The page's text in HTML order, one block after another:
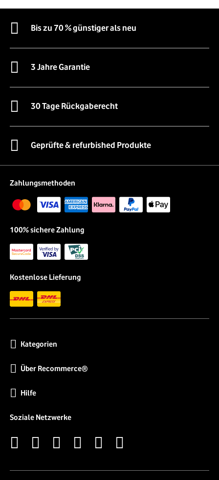
Bis zu 70 % günstiger als neu
3 Jahre Garantie
30 Tage Rückgaberecht
Geprüfte & refurbished Produkte
Zahlungsmethoden
100% sichere Zahlung
Kostenlose Lieferung
Kategorien
Über Recommerce®
Hilfe
Soziale Netzwerke